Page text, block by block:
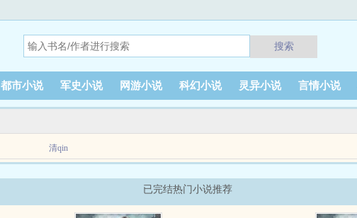
搜索
都市小说 军史小说 网游小说 科幻小说 灵异小说 言情小说
清qin
已完结热门小说推荐